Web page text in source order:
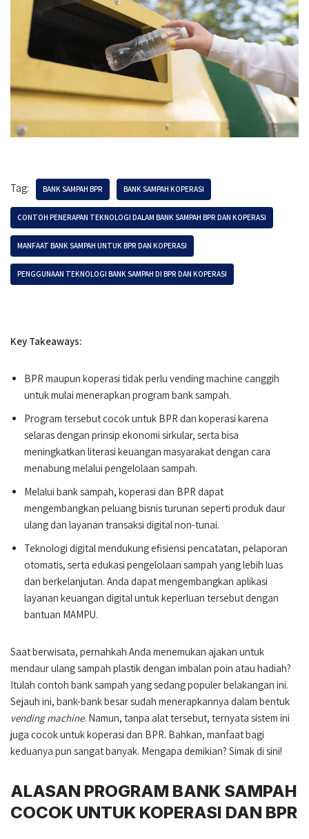
Tag: BANK SAMPAH BPR BANK SAMPAH KOPERASI
CONTOH PENERAPAN TEKNOLOGI DALAM BANK SAMPAH BPR DAN KOPERASI
MANFAAT BANK SAMPAH UNTUK BPR DAN KOPERASI
PENGGUNAAN TEKNOLOGI BANK SAMPAH DI BPR DAN KOPERASI
Key Takeaways:
BPR maupun koperasi tidak perlu vending machine canggih
untuk mulai menerapkan program bank sampah.
Program tersebut cocok untuk BPR dan koperasi karena
selaras dengan prinsip ekonomi sirkular, serta bisa
meningkatkan literasi keuangan masyarakat dengan cara
menabung melalui pengelolaan sampah.
Melalui bank sampah, koperasi dan BPR dapat
mengembangkan peluang bisnis turunan seperti produk daur
ulang dan layanan transaksi digital non-tunai.
Teknologi digital mendukung efisiensi pencatatan, pelaporan
otomatis, serta edukasi pengelolaan sampah yang lebih luas
dan berkelanjutan. Anda dapat mengembangkan aplikasi
layanan keuangan digital untuk keperluan tersebut dengan
bantuan MAMPU.
Saat berwisata, pernahkah Anda menemukan ajakan untuk
mendaur ulang sampah plastik dengan imbalan poin atau hadiah?
Itulah contoh bank sampah yang sedang populer belakangan ini.
Sejauh ini, bank-bank besar sudah menerapkannya dalam bentuk
vending machine. Namun, tanpa alat tersebut, ternyata sistem ini
juga cocok untuk koperasi dan BPR. Bahkan, manfaat bagi
keduanya pun sangat banyak. Mengapa demikian? Simak di sini!
ALASAN PROGRAM BANK SAMPAH
COCOK UNTUK KOPERASI DAN BPR